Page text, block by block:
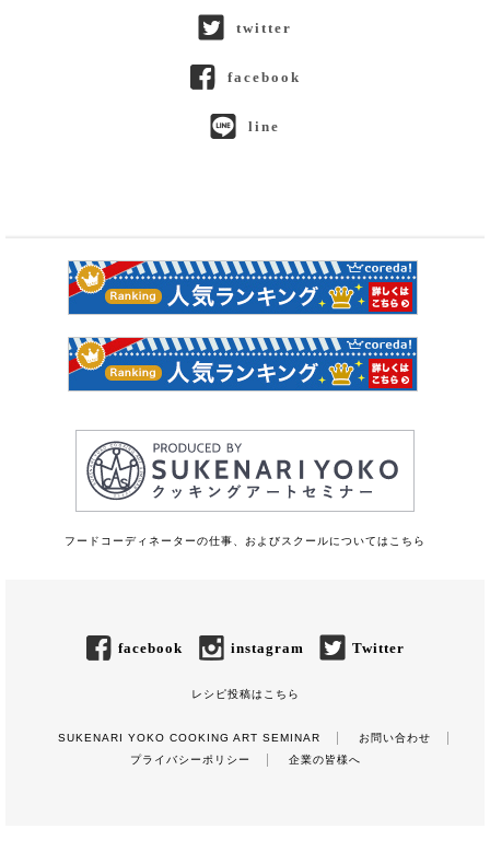
twitter
facebook
line
フードコーディネーターの仕事、およびスクールについてはこちら
facebook instagram Twitter
レシピ投稿はこちら
SUKENARI YOKO COOKING ART SEMINAR
お問い合わせ
プライバシーポリシー
企業の皆様へ